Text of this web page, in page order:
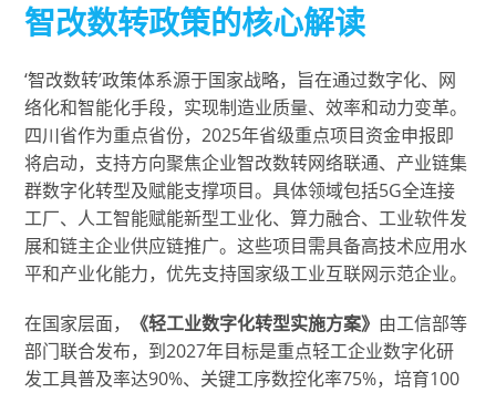
智改数转政策的核心解读
‘智改数转’政策体系源于国家战略，旨在通过数字化、网
络化和智能化手段，实现制造业质量、效率和动力变革。
四川省作为重点省份，2025年省级重点项目资金申报即
将启动，支持方向聚焦企业智改数转网络联通、产业链集
群数字化转型及赋能支撑项目。具体领域包括5G全连接
工厂、人工智能赋能新型工业化、算力融合、工业软件发
展和链主企业供应链推广。这些项目需具备高技术应用水
平和产业化能力，优先支持国家级工业互联网示范企业。
在国家层面， 《轻工业数字化转型实施方案》 由工信部等
部门联合发布，到2027年目标是重点轻工企业数字化研
发工具普及率达90%、关键工序数控化率75%，培育100